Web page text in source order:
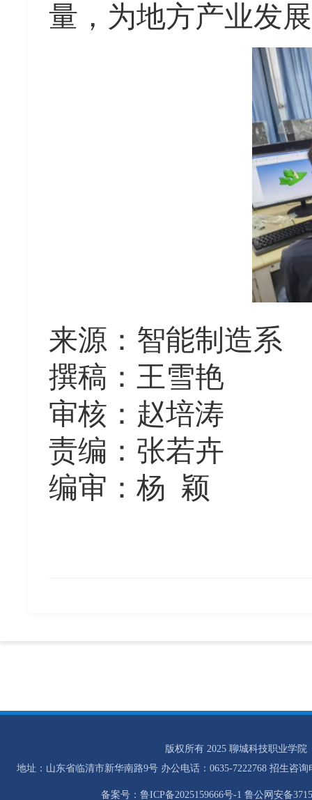
量，为地方产业发展
来源 ： 智能制造系
撰稿：王雪艳
审核：赵培涛
责编： 张若卉
编审：杨 颖
版权所有 2025 聊城科技职业学院
地址：山东省临清市新华南路9号 办公电话：0635-7222768 招生咨询
备案号：鲁ICP备2025159666号-1 鲁公网安备